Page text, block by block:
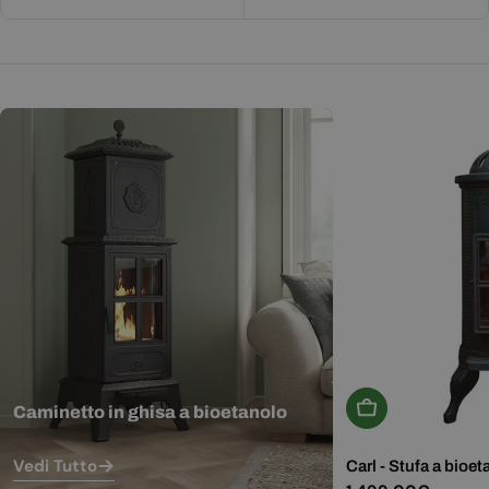
Caminetto in ghisa a bioetanolo
Vedi Tutto
Aggiungi Al
Carl - Stufa a